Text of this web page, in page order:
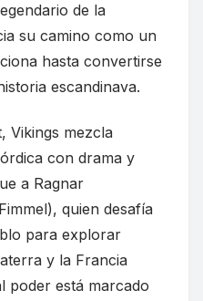
de la
su camino como un
hasta convertirse
escandinava.
Vikings mezcla
con drama y
a Ragnar
quien desafía
para explorar
y la Francia
poder está marcado